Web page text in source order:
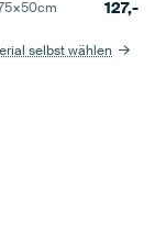
cm 127,-
selbst wählen